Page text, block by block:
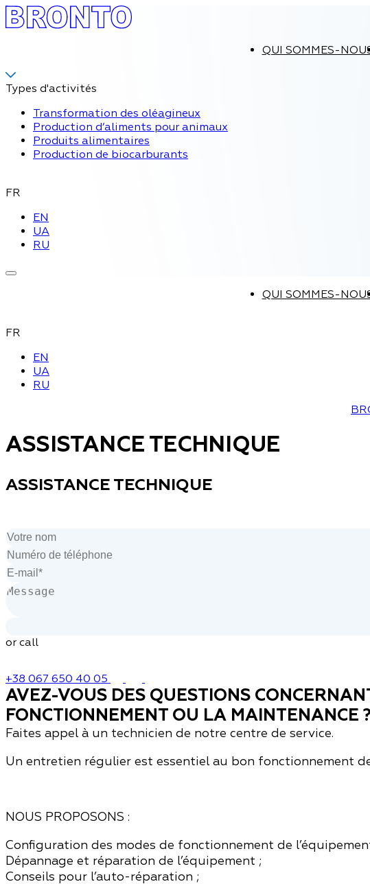
QUI SOMMES-
Types d'activités
Transformation des oléagineux
Production d’aliments pour animaux
Produits alimentaires
Production de biocarburants
FR
EN
UA
RU
QUI SOMMES-
FR
EN
UA
RU
ASSISTANCE TECHNIQUE
ASSISTANCE TECHNIQUE
or call
+38 067 650 40 05
AVEZ-VOUS DES QUESTIONS
FONCTIONNEMENT OU LA MAINTENANCE ?
Faites appel à un technicien de notre centre de service.
Un entretien régulier est essentiel au bon fonctionnement
NOUS PROPOSONS :
Configuration des modes de fonctionnement de
Dépannage et réparation de l’équipement ;
Conseils pour l’auto-réparation ;